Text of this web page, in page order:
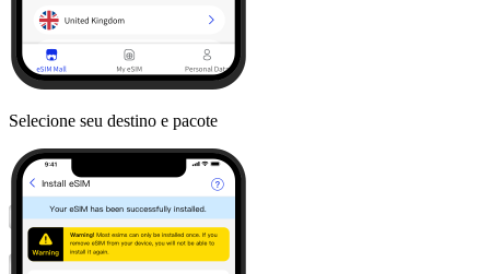
Selecione seu destino e pacote